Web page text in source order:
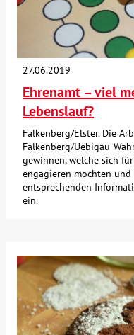
Über uns
Mitmachen
Karriere
Glossar
Suche
27.06.2019
Ehrenamt – viel
Lebenslauf?
Falkenberg/Elster. Die
Falkenberg/Uebigau-
gewinnen, welche sich
engagieren möchten
entsprechenden
ein.